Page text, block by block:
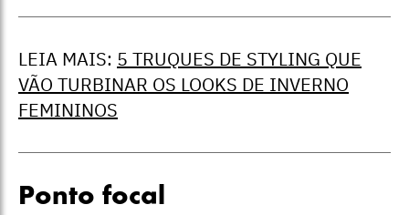
LEIA MAIS: 5 TRUQUES DE STYLING QUE
VÃO TURBINAR OS LOOKS DE INVERNO
FEMININOS
Ponto focal